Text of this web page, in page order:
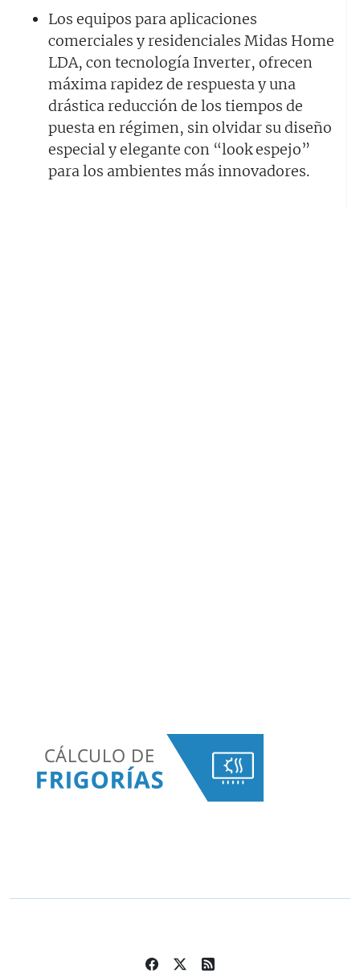
Los equipos para aplicaciones
comerciales y residenciales Midas Home
LDA, con tecnología Inverter, ofrecen
máxima rapidez de respuesta y una
drástica reducción de los tiempos de
puesta en régimen, sin olvidar su diseño
especial y elegante con “look espejo”
para los ambientes más innovadores.